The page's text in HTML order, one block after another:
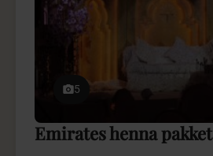
5
Emirates henna pakket